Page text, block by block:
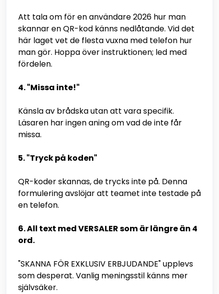
Att tala om för en användare 2026 hur man
skannar en QR-kod känns nedlåtande. Vid det
här laget vet de flesta vuxna med telefon hur
man gör. Hoppa över instruktionen; led med
fördelen.
4. "Missa inte!"
Känsla av brådska utan att vara specifik.
Läsaren har ingen aning om vad de inte får
missa.
5. "Tryck på koden"
QR-koder skannas, de trycks inte på. Denna
formulering avslöjar att teamet inte testade på
en telefon.
6. All text med VERSALER som är längre än 4
ord.
"SKANNA FÖR EXKLUSIV ERBJUDANDE" upplevs
som desperat. Vanlig meningsstil känns mer
självsäker.